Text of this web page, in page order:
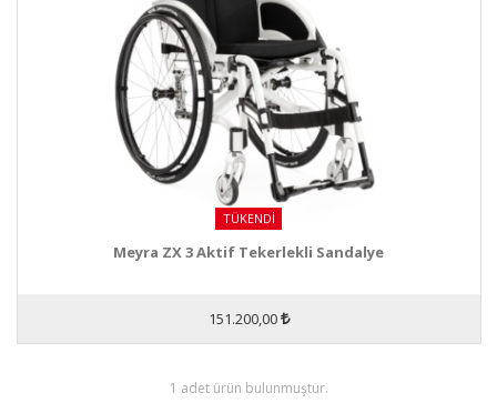
TÜKENDI
Meyra ZX 3 Aktif Tekerlekli Sandalye
151.200,00
1 adet ürün bulunmuştur.